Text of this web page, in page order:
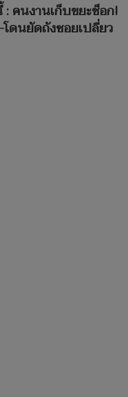
คนงานเก็บขยะช็อก!
ดนยัดถังซอยเปลี่ยว